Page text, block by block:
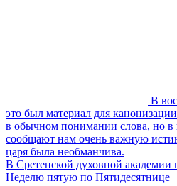
В
это был материал для
в обычном понимании слова, но в
сообщают нам очень важную
царя была необманчива.
В Сретенской духовной
Неделю пятую по Пятидесятнице